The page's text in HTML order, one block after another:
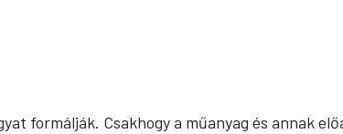
formálják. Csakhogy a műanyag és annak